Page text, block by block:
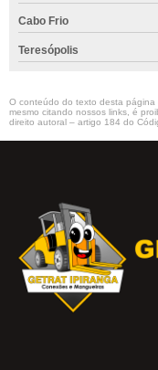
Cabo Frio
Teresópolis
O conteúdo do texto desta página
mesmo citando nossos links, é
direito autoral – artigo 184 do